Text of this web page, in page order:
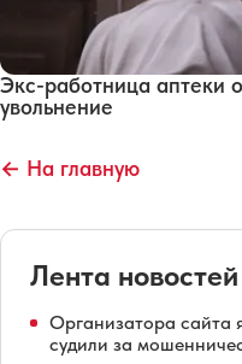
Экс-работница аптеки
увольнение
← На главную
Лента новостей
Организатора сайта
судили за